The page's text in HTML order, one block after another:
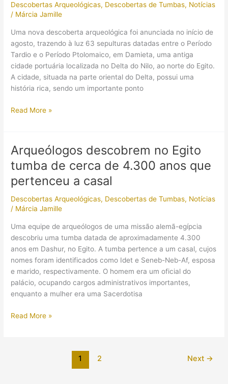
da
alta
encontrada
Descobertas Arqueológicas, Descobertas de Tumbas, Notícias
/ Márcia Jamille
Uma nova descoberta arqueológica foi anunciada no início de
agosto, trazendo à luz 63 sepulturas datadas entre o Período
Tardio e o Período Ptolomaico, em Damieta, uma antiga
cidade portuária localizada no Delta do Nilo, ao norte do Egito.
A cidade, situada na parte oriental do Delta, possui uma
história rica, sendo um importante ponto
Descoberta
revela
63
sepulturas
e
artefatos
do
Ptolomaico
Read More »
Arqueólogos descobrem no Egito
tumba de cerca de 4.300 anos que
pertenceu a casal
Descobertas Arqueológicas, Descobertas de Tumbas, Notícias
/ Márcia Jamille
Uma equipe de arqueólogos de uma missão alemã-egípcia
descobriu uma tumba datada de aproximadamente 4.300
anos em Dashur, no Egito. A tumba pertence a um casal, cujos
nomes foram identificados como Idet e Seneb-Neb-Af, esposa
e marido, respectivamente. O homem era um oficial do
palácio, ocupando cargos administrativos importantes,
enquanto a mulher era uma Sacerdotisa
Arqueólogos
Read More »
1 2 Next →